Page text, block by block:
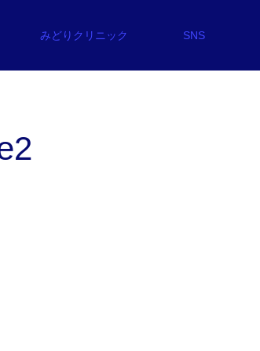
みどりクリニック SNS